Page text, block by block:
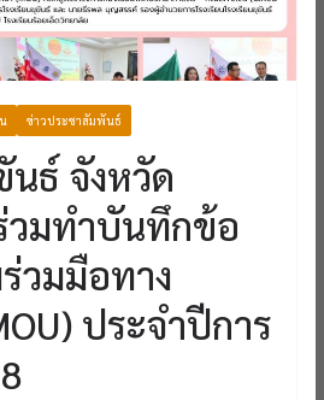
ข่าวประชาสัมพันธ์
นธ์ จังหวัด
วมทำบันทึกข้อ
วมมือทาง
ประจำปีการ